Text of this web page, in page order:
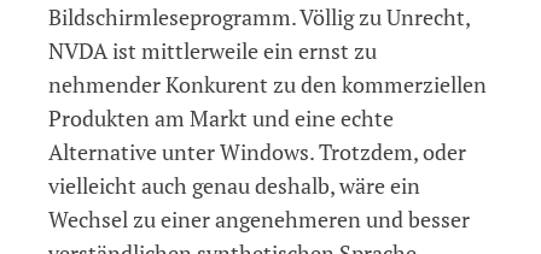
Bildschirmleseprogramm. Völlig zu Unrecht,
NVDA ist mittlerweile ein ernst zu
nehmender Konkurent zu den kommerziellen
Produkten am Markt und eine echte
Alternative unter Windows. Trotzdem, oder
vielleicht auch genau deshalb, wäre ein
Wechsel zu einer angenehmeren und besser